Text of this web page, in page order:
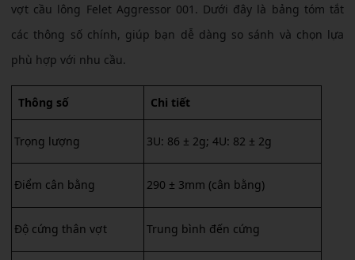
vợt cầu lông Felet Aggressor 001. Dưới đây là bảng tóm tắt
các thông số chính, giúp bạn dễ dàng so sánh và chọn lựa
phù hợp với nhu cầu.
Thông số Chi tiết
Trọng lượng 3U: 86 ± 2g; 4U: 82 ± 2g
Điểm cân bằng 290 ± 3mm (cân bằng)
Độ cứng thân vợt Trung bình đến cứng